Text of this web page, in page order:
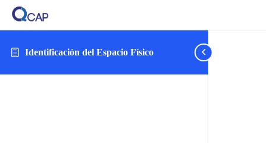
Identificación del Espacio Físico